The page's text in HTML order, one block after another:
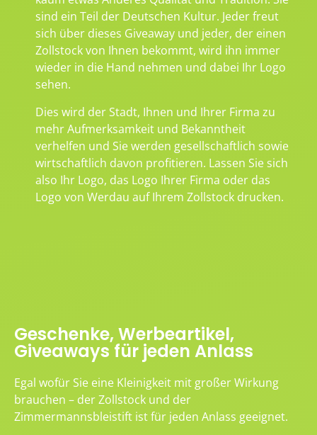
sind ein Teil der Deutschen Kultur. Jeder freut
sich über dieses Giveaway und jeder, der einen
Zollstock von Ihnen bekommt, wird ihn immer
wieder in die Hand nehmen und dabei Ihr Logo
sehen.
Dies wird der Stadt, Ihnen und Ihrer Firma zu
mehr Aufmerksamkeit und Bekanntheit
verhelfen und Sie werden gesellschaftlich sowie
wirtschaftlich davon profitieren. Lassen Sie sich
also Ihr Logo, das Logo Ihrer Firma oder das
Logo von Werdau auf Ihrem Zollstock drucken.
Geschenke, Werbeartikel,
Giveaways für jeden Anlass
Egal wofür Sie eine Kleinigkeit mit großer Wirkung
brauchen – der Zollstock und der
Zimmermannsbleistift ist für jeden Anlass geeignet.